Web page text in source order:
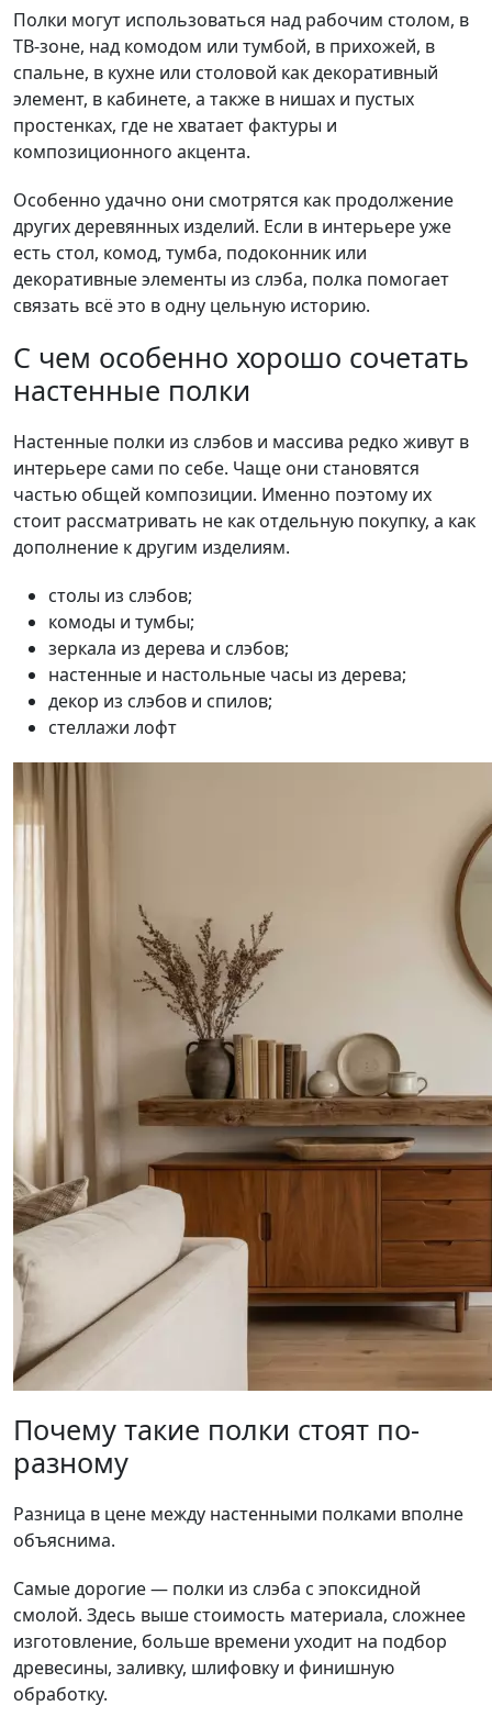
Полки могут использоваться над рабочим столом, в
ТВ-зоне, над комодом или тумбой, в прихожей, в
спальне, в кухне или столовой как декоративный
элемент, в кабинете, а также в нишах и пустых
простенках, где не хватает фактуры и
композиционного акцента.
Особенно удачно они смотрятся как продолжение
других деревянных изделий. Если в интерьере уже
есть стол, комод, тумба, подоконник или
декоративные элементы из слэба, полка помогает
связать всё это в одну цельную историю.
С чем особенно хорошо сочетать
настенные полки
Настенные полки из слэбов и массива редко живут в
интерьере сами по себе. Чаще они становятся
частью общей композиции. Именно поэтому их
стоит рассматривать не как отдельную покупку, а как
дополнение к другим изделиям.
столы из слэбов;
комоды и тумбы;
зеркала из дерева и слэбов;
настенные и настольные часы из дерева;
декор из слэбов и спилов;
стеллажи лофт
Почему такие полки стоят по-
разному
Разница в цене между настенными полками вполне
объяснима.
Самые дорогие — полки из слэба с эпоксидной
смолой. Здесь выше стоимость материала, сложнее
изготовление, больше времени уходит на подбор
древесины, заливку, шлифовку и финишную
обработку.